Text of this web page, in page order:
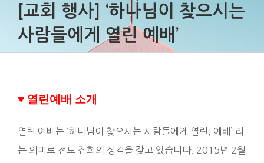
[교회 행사] ‘하나님이 찾으시는
사람들에게 열린 예배’
♥ 열린예배 소개
열린 예배는 ‘하나님이 찾으시는 사람들에게 열린, 예배’ 라
는 의미로 전도 집회의 성격을 갖고 있습니다. 2015년 2월